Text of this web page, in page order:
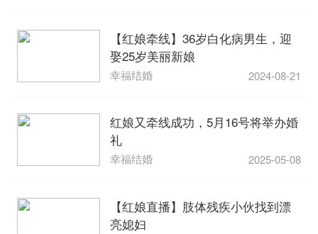
【红娘牵线】36岁白化病男生，迎
娶25岁美丽新娘
幸福结婚 2024-08-21
红娘又牵线成功，5月16号将举办婚
礼
幸福结婚 2025-05-08
【红娘直播】肢体残疾小伙找到漂
亮媳妇